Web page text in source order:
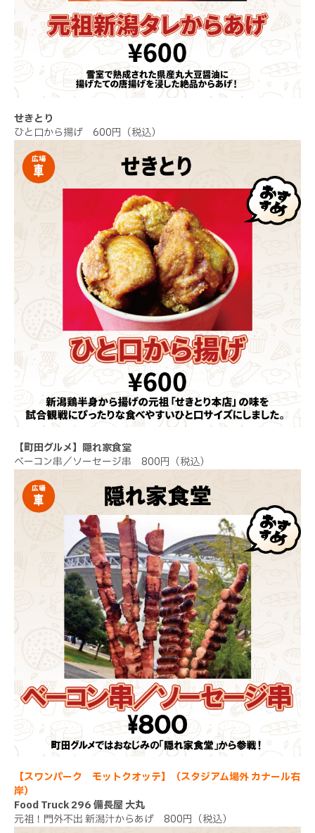
せきとり
ひと口から揚げ 600円（税込）
【町田グルメ】隠れ家食堂
ベーコン串／ソーセージ串 800円（税込）
【スワンパーク モットクオッテ】（スタジアム場外 カナール右
岸）
Food Truck 296 備長屋 大丸
元祖！門外不出 新潟汁からあげ 800円（税込）